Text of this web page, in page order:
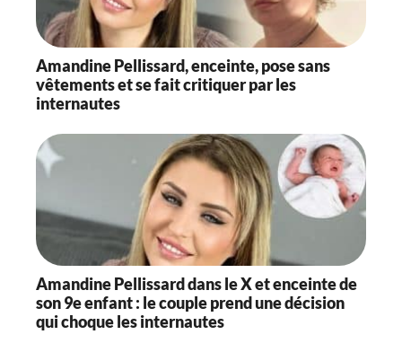
Amandine Pellissard, enceinte, pose sans
vêtements et se fait critiquer par les
internautes
Amandine Pellissard dans le X et enceinte de
son 9e enfant : le couple prend une décision
qui choque les internautes